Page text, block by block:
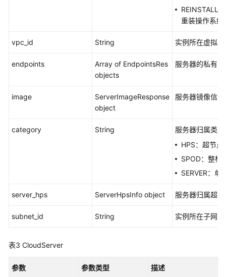
SDK
考
导
速
始
重装操作系统
vpc_id String 实例所在虚拟
endpoints
Array of EndpointsRes
objects
服务器的私有IP
image
ServerImageResponse
object
服务器镜像信息
category String
服务器归属类型
HPS：超节点
SPOD：整柜
SERVER：单
server_hps ServerHpsInfo object 服务器归属超
subnet_id String 实例所在子网
表3 CloudServer
参数 参数类型 描述